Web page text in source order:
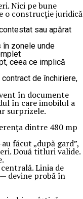
Nici pe bune
o construcție juridică
sau apărat
în zonele unde
ceea ce implică
de închiriere,
în documente
în care imobilul a
surprizele.
dintre 480 mp
făcut „după gard”,
Două titluri valide.
Linia de
devine probă în